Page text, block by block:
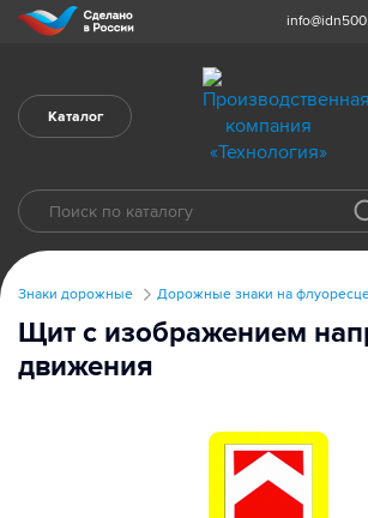
Каталог
Знаки дорожные Дорожные знаки на
Щит с изображением
движения